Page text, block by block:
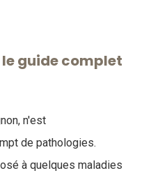
guide complet
n'est
de pathologies.
à quelques maladies